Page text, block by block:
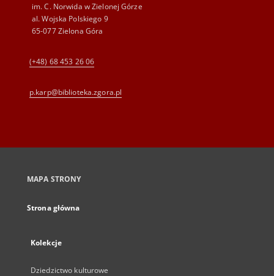
im. C. Norwida w Zielonej Górze
al. Wojska Polskiego 9
65-077 Zielona Góra
(+48) 68 453 26 06
p.karp@biblioteka.zgora.pl
MAPA STRONY
Strona główna
Kolekcje
Dziedzictwo kulturowe